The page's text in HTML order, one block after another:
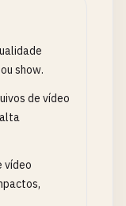
show.
de vídeo
vídeo